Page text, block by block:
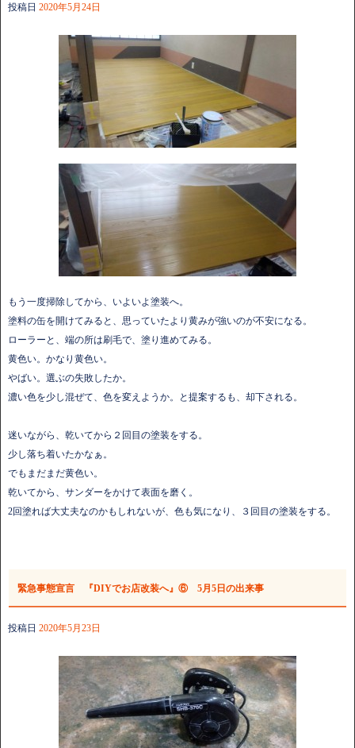
投稿日 2020年5月24日
もう一度掃除してから、いよいよ塗装へ。
塗料の缶を開けてみると、思っていたより黄みが強いのが不安になる。
ローラーと、端の所は刷毛で、塗り進めてみる。
黄色い。かなり黄色い。
やばい。選ぶの失敗したか。
濃い色を少し混ぜて、色を変えようか。と提案するも、却下される。
迷いながら、乾いてから２回目の塗装をする。
少し落ち着いたかなぁ。
でもまだまだ黄色い。
乾いてから、サンダーをかけて表面を磨く。
2回塗れば大丈夫なのかもしれないが、色も気になり、３回目の塗装をする。
緊急事態宣言 『DIYでお店改装へ』⑥ 5月5日の出来事
投稿日 2020年5月23日